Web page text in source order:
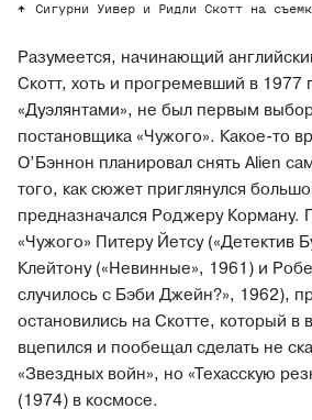
Сигурни Уивер и Ридли Скотт на
Разумеется, начинающий
Скотт, хоть и прогремевший в 1977
«Дуэлянтами», не был первым
постановщика «Чужого». Какое-то
О’Бэннон планировал снять Alien
того, как сюжет приглянулся
предназначался Роджеру Корману.
«Чужого» Питеру Йетсу («Детектив
Клейтону («Невинные», 1961) и
случилось с Бэби Джейн?», 1962),
остановились на Скотте, который в
вцепился и пообещал сделать не
«Звездных войн», но «Техасскую
(1974) в космосе.